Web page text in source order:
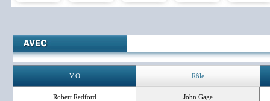
V.O Rôle
Robert Redford John Gage